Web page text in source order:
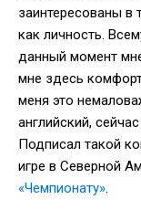
заинтересованы в
как личность.
данный момент
мне здесь
меня это
английский,
Подписал такой
игре в Северной
«Чемпионату».